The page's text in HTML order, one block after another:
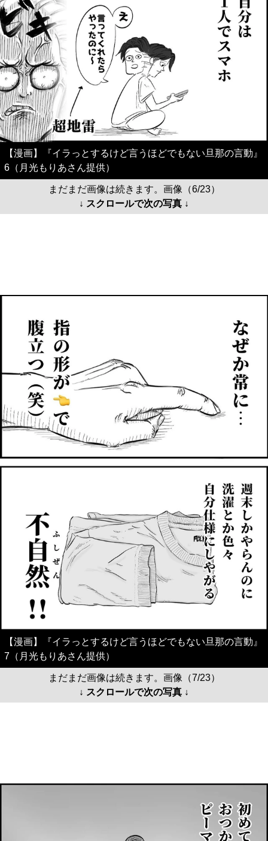
【漫画】『イラっとするけど言うほどでもない旦那の言動』
6（月光もりあさん提供）
まだまだ画像は続きます。画像（6/23）
↓ スクロールで次の写真 ↓
【漫画】『イラっとするけど言うほどでもない旦那の言動』
7（月光もりあさん提供）
まだまだ画像は続きます。画像（7/23）
↓ スクロールで次の写真 ↓